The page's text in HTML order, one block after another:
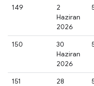
149
2
Haziran
2026
150
30
Haziran
2026
151
28